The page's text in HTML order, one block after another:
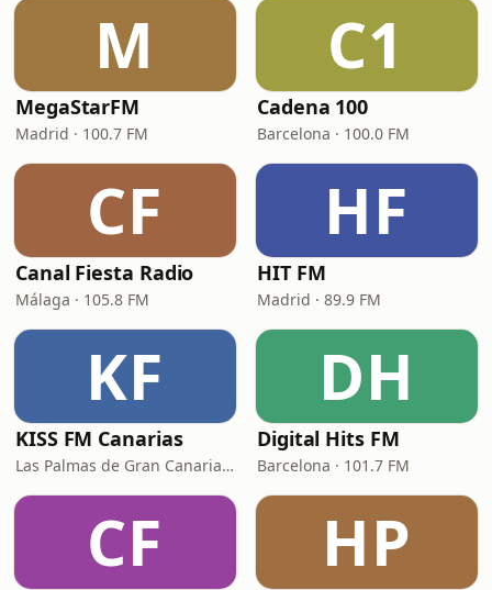
M
MegaStarFM
Madrid · 100.7 FM
C1
Cadena 100
Barcelona · 100.0 FM
CF
Canal Fiesta Radio
Málaga · 105.8 FM
HF
HIT FM
Madrid · 89.9 FM
KF
KISS FM Canarias
Las Palmas de Gran Canaria · 102.4 FM
DH
Digital Hits FM
Barcelona · 101.7 FM
CF HP